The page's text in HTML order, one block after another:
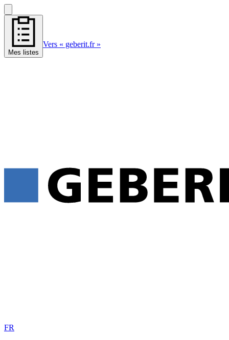
Mes listes
Vers « geberit.fr »
FR